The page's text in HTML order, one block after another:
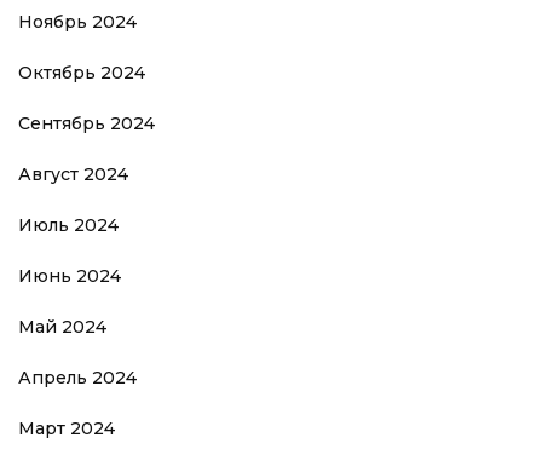
Ноябрь 2024
Октябрь 2024
Сентябрь 2024
Август 2024
Июль 2024
Июнь 2024
Май 2024
Апрель 2024
Март 2024